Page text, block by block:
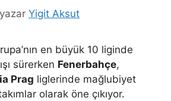
yazar Yigit Aksut
en büyük 10 liginde
sürerken Fenerbahçe,
Prag liglerinde mağlubiyet
olarak öne çıkıyor.